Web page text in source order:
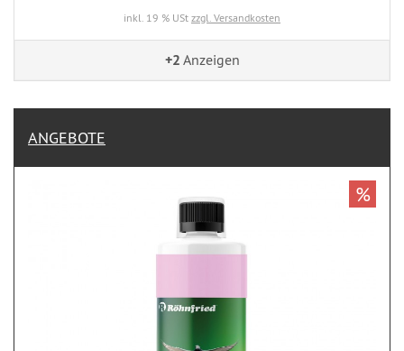
inkl. 19 % USt zzgl. Versandkosten
+2 Anzeigen
ANGEBOTE
%